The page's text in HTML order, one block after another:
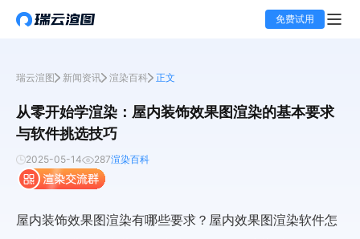
免费试用
瑞云渲图 新闻资讯 渲染百科 正文
从零开始学渲染：屋内装饰效果图渲染的基本要求
与软件挑选技巧
2025-05-14 287渲染百科
屋内装饰效果图渲染有哪些要求？屋内效果图渲染软件怎